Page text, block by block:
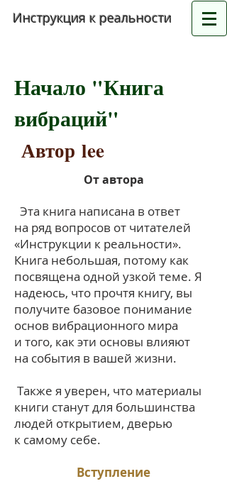
Инструкция к реальности
Начало "Книга
вибраций"
Автор lee
От автора
Эта книга написана в ответ
на ряд вопросов от читателей
«Инструкции к реальности».
Книга небольшая, потому как
посвящена одной узкой теме. Я
надеюсь, что прочтя книгу, вы
получите базовое понимание
основ вибрационного мира
и того, как эти основы влияют
на события в вашей жизни.
Также я уверен, что материалы
книги станут для большинства
людей открытием, дверью
к самому себе.
Вступление